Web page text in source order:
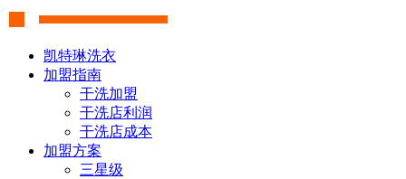
凯特琳洗衣
加盟指南
干洗加盟
干洗店利润
干洗店成本
加盟方案
三星级